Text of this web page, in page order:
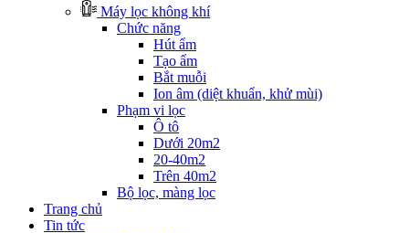
Máy lọc không khí
Chức năng
Hút ẩm
Tạo ẩm
Bắt muỗi
Ion âm (diệt khuẩn, khử mùi)
Phạm vi lọc
Ô tô
Dưới 20m2
20-40m2
Trên 40m2
Bộ lọc, màng lọc
Trang chủ
Tin tức